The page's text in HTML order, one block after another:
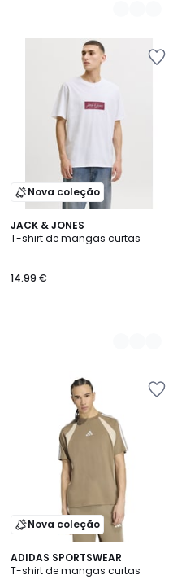
Nova coleção
JACK & JONES
T-shirt de mangas curtas
14.99 €
4
Cores
Nova coleção
ADIDAS SPORTSWEAR
T-shirt de mangas curtas